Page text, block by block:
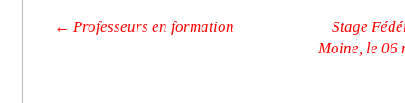
Post navigation
← Professeurs en formation
Stage
Moine, le 06